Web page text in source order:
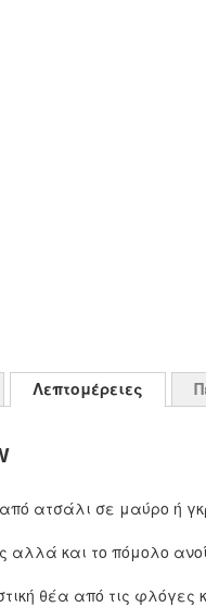
Λεπτομέρειες
ατσάλι σε μαύρο ή
αλλά και το πόμολο
θέα από τις φλόγες